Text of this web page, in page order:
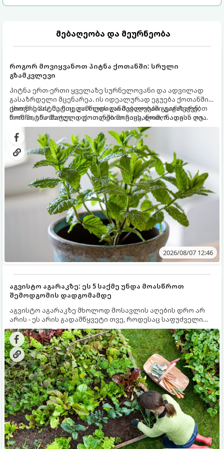
მებაღეობა და მეურნეობა
როგორ მოვიყვანოთ პიტნა ქოთანში: სრული
გზამკვლევი
პიტნა ერთ-ერთი ყველაზე სურნელოვანი და ადვილად
გასაზრდელი მცენარეა. ის იდეალურად ეგუება ქოთანში
ცხოვრებას, მეტიც, გამოცდილი მებაღეები გვირჩევენ,
რომ პიტნა მხოლოდ ქოთანში მოვიყვანოთ, რადგან ღია
გრუნტში (ბაღში) დარგვისას ის ფესვებით ძალიან
სწრაფად ვრცელდება და სხვა მცენარეებს ავიწროებს.
ქოთნის პიტნა მთელი წლის განმავლობაში გაგახარებთ
ნორჩი, არომატული ფოთლებით ჩაის, ლიმონათისა თუ
კერძებისთვის.
2026/08/07 12:46
აგვისტო აგარაკზე: ეს 5 საქმე უნდა მოასწროთ
შემოდგომის დადგომამდე
აგვისტო აგარაკზე მხოლოდ მოსავლის აღების დრო არ
არის - ეს არის გადამწყვეტი თვე, როდესაც საფუძველი
ეყრება მომავალი წლის მოსავალს და ბაღი მზადდება
შემოდგომა-ზამთრის სეზონისთვის. იმისათვის, რომ
ნიადაგმა ენერგია აღიდგინოს, ხოლო მცენარეებმა
ზამთარს გაუძლონ, აგვისტოს ბოლომდე 5
მნიშვნელოვანი საქმის გაკეთება უნდა მოასწროთ: